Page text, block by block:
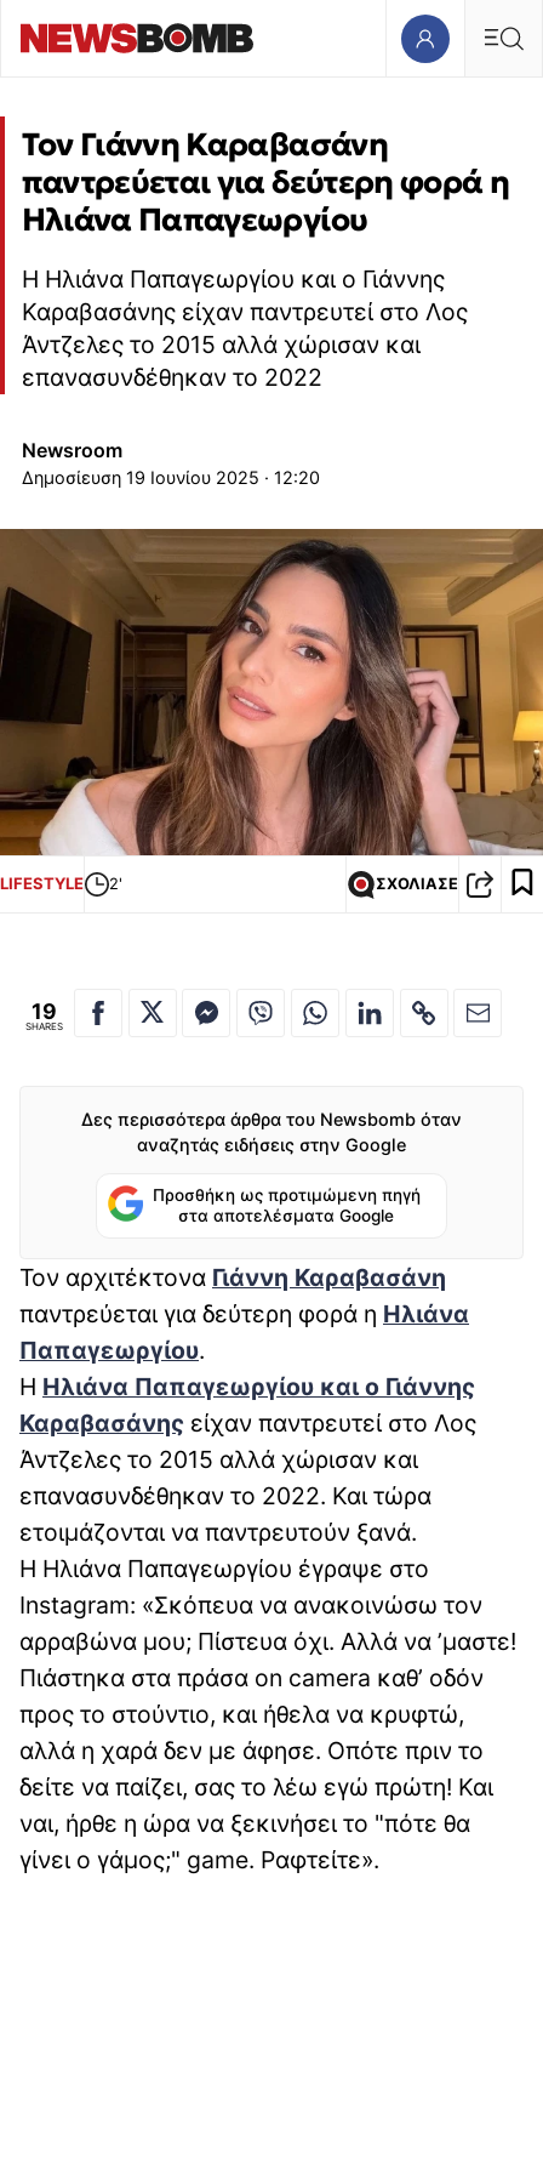
Τον Γιάννη Καραβασάνη
παντρεύεται για δεύτερη φορά η
Ηλιάνα Παπαγεωργίου
Η Ηλιάνα Παπαγεωργίου και ο Γιάννης
Καραβασάνης είχαν παντρευτεί στο Λος
Άντζελες το 2015 αλλά χώρισαν και
επανασυνδέθηκαν το 2022
Newsroom
19 Ιουνίου 2025 · 12:20
LIFESTYLE 2' ΣΧΟΛΙΑΣΕ
19
SHARES
Δες περισσότερα άρθρα του Newsbomb όταν
αναζητάς ειδήσεις στην Google
Προσθήκη ως προτιμώμενη πηγή
στα αποτελέσματα Google
Τον αρχιτέκτονα Γιάννη Καραβασάνη
παντρεύεται για δεύτερη φορά η Ηλιάνα
Παπαγεωργίου.
Η Ηλιάνα Παπαγεωργίου και ο Γιάννης
Καραβασάνης είχαν παντρευτεί στο Λος
Άντζελες το 2015 αλλά χώρισαν και
επανασυνδέθηκαν το 2022. Και τώρα
ετοιμάζονται να παντρευτούν ξανά.
Η Ηλιάνα Παπαγεωργίου έγραψε στο
Instagram: «Σκόπευα να ανακοινώσω τον
αρραβώνα μου; Πίστευα όχι. Αλλά να ’μαστε!
Πιάστηκα στα πράσα on camera καθ’ οδόν
προς το στούντιο, και ήθελα να κρυφτώ,
αλλά η χαρά δεν με άφησε. Οπότε πριν το
δείτε να παίζει, σας το λέω εγώ πρώτη! Και
ναι, ήρθε η ώρα να ξεκινήσει το "πότε θα
γίνει ο γάμος;" game. Ραφτείτε».